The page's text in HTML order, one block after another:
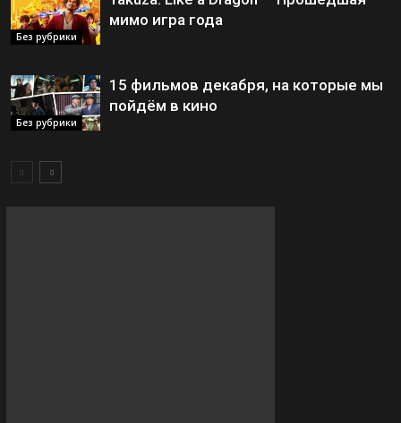
Без рубрики
мимо игра года
Без рубрики
15 фильмов декабря, на которые мы
пойдём в кино